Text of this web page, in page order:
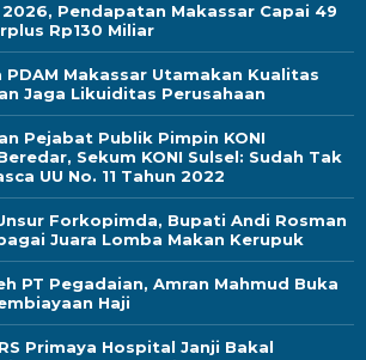
Pendapatan Makassar Capai 49
Rp130 Miliar
Makassar Utamakan Kualitas
Jaga Likuiditas Perusahaan
Pejabat Publik Pimpin KONI
Sekum KONI Sulsel: Sudah Tak
UU No. 11 Tahun 2022
Forkopimda, Bupati Andi Rosman
Juara Lomba Makan Kerupuk
PT Pegadaian, Amran Mahmud Buka
Haji
Primaya Hospital Janji Bakal